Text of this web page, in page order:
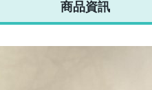
商品資訊